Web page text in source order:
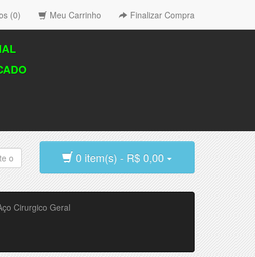
(0) Meu Carrinho Finalizar Compra
0 item(s) - R$ 0,00
Cirurgico Geral